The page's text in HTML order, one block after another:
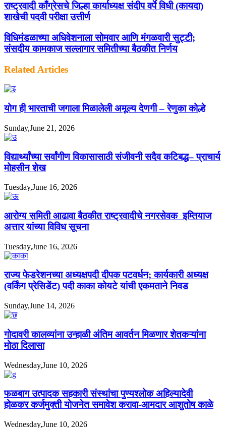
राष्ट्रवादी काँग्रेसचे जिल्हा कार्याध्यक्ष संदीप वर्पे विधी (कायदा)
शाखेची पदवी परीक्षा उत्तीर्ण
विधिमंडळाच्या अधिवेशनाला सोमवार आणि मंगळवारी सुट्टी;
संसदीय कामकाज सल्लागार समितीच्या बैठकीत निर्णय
Related Articles
योग ही भारताची जगाला मिळालेली अमूल्य देणगी – रेणुका कोल्हे
Sunday,June 21, 2026
विद्यार्थ्यांच्या सर्वांगीण विकासासाठी संजीवनी सदैव कटिबद्ध– प्राचार्य
मोहसीन शेख
Tuesday,June 16, 2026
आरोग्य समिती आढावा बैठकीत राष्ट्रवादीचे नगरसेवक इम्तियाज
अत्तार यांच्या विविध सूचना
Tuesday,June 16, 2026
राज्य फेडरेशनच्या अध्यक्षपदी दीपक पटवर्धन; कार्यकारी अध्यक्ष
(वर्किंग प्रेसिडेंट) पदी काका कोयटे यांची एकमताने निवड
Sunday,June 14, 2026
गोदावरी कालव्यांना उन्हाळी अंतिम आवर्तन मिळणार शेतकऱ्यांना
मोठा दिलासा
Wednesday,June 10, 2026
फळबाग उत्पादक सहकारी संस्थांचा पुण्यश्लोक अहिल्यादेवी
होळकर कर्जमुक्ती योजनेत समावेश करावा-आमदार आशुतोष काळे
Wednesday,June 10, 2026